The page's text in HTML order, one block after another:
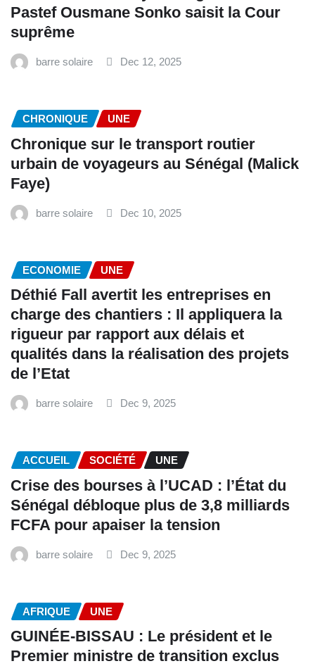
Pastef Ousmane Sonko saisit la Cour
suprême
barre solaire Dec 12, 2025
CHRONIQUE UNE
Chronique sur le transport routier
urbain de voyageurs au Sénégal (Malick
Faye)
barre solaire Dec 10, 2025
ECONOMIE UNE
Déthié Fall avertit les entreprises en
charge des chantiers : Il appliquera la
rigueur par rapport aux délais et
qualités dans la réalisation des projets
de l’Etat
barre solaire Dec 9, 2025
ACCUEIL SOCIÉTÉ UNE
Crise des bourses à l’UCAD : l’État du
Sénégal débloque plus de 3,8 milliards
FCFA pour apaiser la tension
barre solaire Dec 9, 2025
AFRIQUE UNE
GUINÉE-BISSAU : Le président et le
Premier ministre de transition exclus